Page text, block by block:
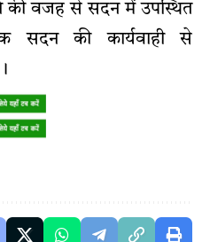
की वजह से सदन में उपस्थित
सदन की कार्यवाही से